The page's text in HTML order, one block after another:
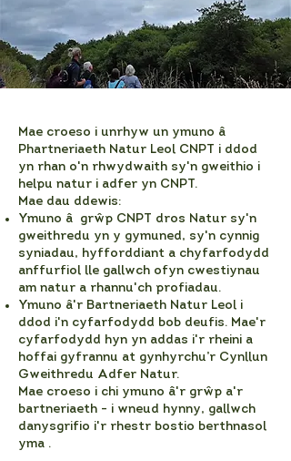
Mae croeso i unrhyw un ymuno â
Phartneriaeth Natur Leol CNPT i ddod
yn rhan o'n rhwydwaith sy'n gweithio i
helpu natur i adfer yn CNPT.
Mae dau ddewis:
Ymuno â grŵp CNPT dros Natur sy'n
gweithredu yn y gymuned, sy'n cynnig
syniadau, hyfforddiant a chyfarfodydd
anffurfiol lle gallwch ofyn cwestiynau
am natur a rhannu'ch profiadau.
Ymuno â'r Bartneriaeth Natur Leol i
ddod i'n cyfarfodydd bob deufis. Mae'r
cyfarfodydd hyn yn addas i'r rheini a
hoffai gyfrannu at gynhyrchu’r Cynllun
Gweithredu Adfer Natur.
Mae croeso i chi ymuno â'r grŵp a'r
bartneriaeth - i wneud hynny, gallwch
danysgrifio i'r rhestr bostio berthnasol
yma .